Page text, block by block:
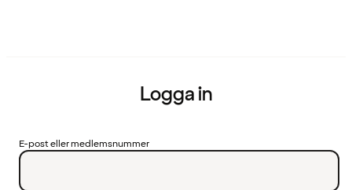
Logga in
E-post eller medlemsnummer